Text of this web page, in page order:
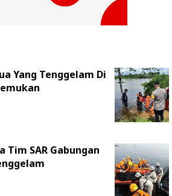
Yang Tenggelam Di
Tim SAR Gabungan